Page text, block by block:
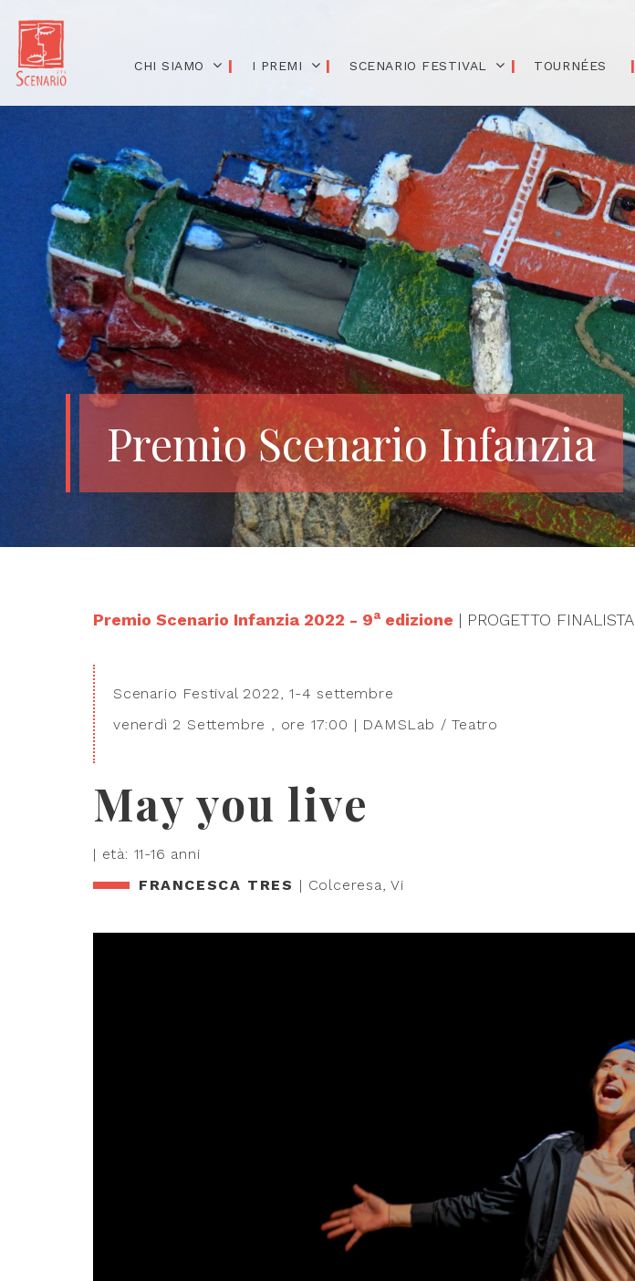
CHI SIAMO I PREMI SCENARIO FESTIVAL TOURNÉES
Premio Scenario Infanzia
Premio Scenario Infanzia 2022 - 9a edizione | PROGETTO FINALISTA
Scenario Festival 2022, 1-4 settembre
venerdì 2 Settembre , ore 17:00 | DAMSLab / Teatro
May you live
| età: 11-16 anni
FRANCESCA TRES | Colceresa, Vi